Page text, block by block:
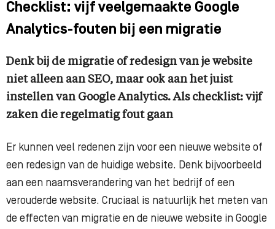
Checklist: vijf veelgemaakte Google
Analytics-fouten bij een migratie
Denk bij de migratie of redesign van je website
niet alleen aan SEO, maar ook aan het juist
instellen van Google Analytics. Als checklist: vijf
zaken die regelmatig fout gaan
Er kunnen veel redenen zijn voor een nieuwe website of
een redesign van de huidige website. Denk bijvoorbeeld
aan een naamsverandering van het bedrijf of een
verouderde website. Cruciaal is natuurlijk het meten van
de effecten van migratie en de nieuwe website in Google